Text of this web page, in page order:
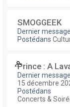
SMOGGEEK
Dernier
Postédans
Prince : A
Dernier
15 décembre
Postédans
Concerts &